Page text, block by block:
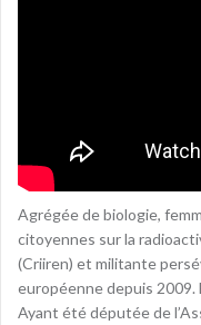
Agrégée de biologie,
citoyennes sur la
(Criiren) et militante
européenne depuis 2009.
Ayant été députée de